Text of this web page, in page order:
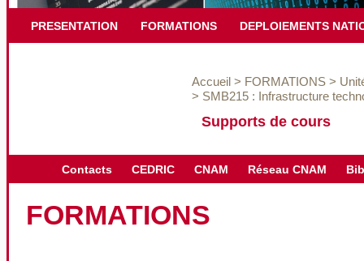
PRESENTATION FORMATIONS DEPLOIEMENTS
Accueil > FORMATIONS >
> SMB215 : Infrastructure
Supports de cours
Contacts CEDRIC CNAM Réseau CNAM
FORMATIONS